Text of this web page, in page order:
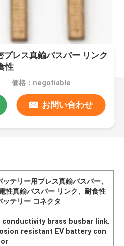
プレス真鍮バスバー リンク
性
価格：negotiable
お問い合わせ
ッテリー用プレス真鍮バスバー、
性真鍮バスバー リンク、耐食性
ッテリー コネクタ
conductivity brass busbar link,
resistant EV battery con